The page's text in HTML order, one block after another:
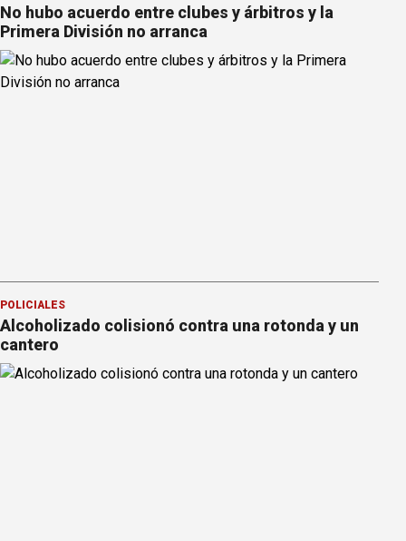
No hubo acuerdo entre clubes y árbitros y la
Primera División no arranca
POLICIALES
Alcoholizado colisionó contra una rotonda y un
cantero